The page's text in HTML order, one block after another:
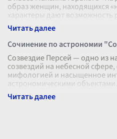
образ женщин, находящихся
характеры дают
женщины в обществе и о ее
Сочинение по астрономии
Созвездие Персей — одно из
созвездий на небесной сфере,
мифологией и насыщенное
астрономическими